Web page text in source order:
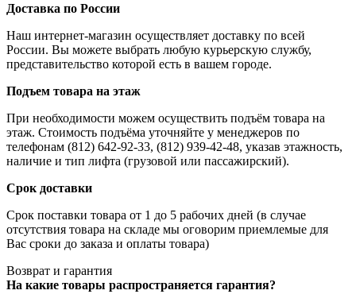
Доставка по России
Наш интернет-магазин осуществляет доставку по всей
России. Вы можете выбрать любую курьерскую службу,
представительство которой есть в вашем городе.
Подъем товара на этаж
При необходимости можем осуществить подъём товара на
этаж. Стоимость подъёма уточняйте у менеджеров по
телефонам (812) 642-92-33, (812) 939-42-48, указав этажность,
наличие и тип лифта (грузовой или пассажирский).
Срок доставки
Срок поставки товара от 1 до 5 рабочих дней (в случае
отсутствия товара на складе мы оговорим приемлемые для
Вас сроки до заказа и оплаты товара)
Возврат и гарантия
На какие товары распространяется гарантия?